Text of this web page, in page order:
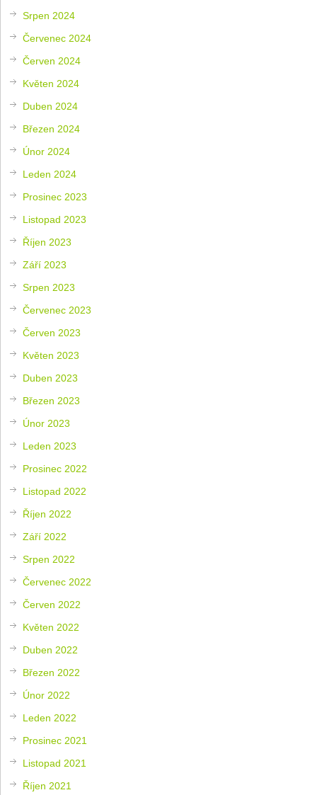
Srpen 2024
Červenec 2024
Červen 2024
Květen 2024
Duben 2024
Březen 2024
Únor 2024
Leden 2024
Prosinec 2023
Listopad 2023
Říjen 2023
Září 2023
Srpen 2023
Červenec 2023
Červen 2023
Květen 2023
Duben 2023
Březen 2023
Únor 2023
Leden 2023
Prosinec 2022
Listopad 2022
Říjen 2022
Září 2022
Srpen 2022
Červenec 2022
Červen 2022
Květen 2022
Duben 2022
Březen 2022
Únor 2022
Leden 2022
Prosinec 2021
Listopad 2021
Říjen 2021